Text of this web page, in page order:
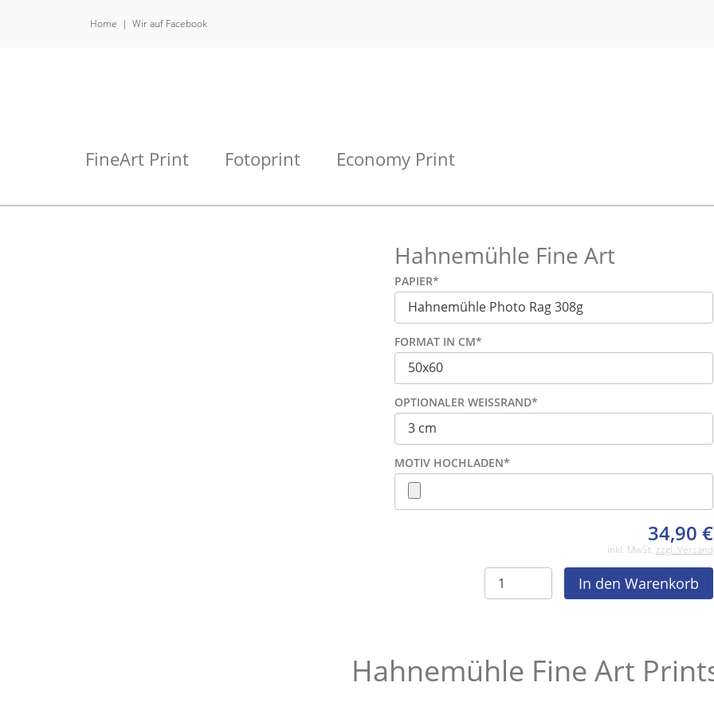
Home Wir auf Facebook
FineArt Print Fotoprint Economy Print
Hahnemühle Fine Art
PAPIER*
FORMAT IN CM*
OPTIONALER WEISSRAND *
MOTIV HOCHLADEN*
34,90 €
inkl. MwSt. zzgl. Versand
Hahnemühle Fine Art